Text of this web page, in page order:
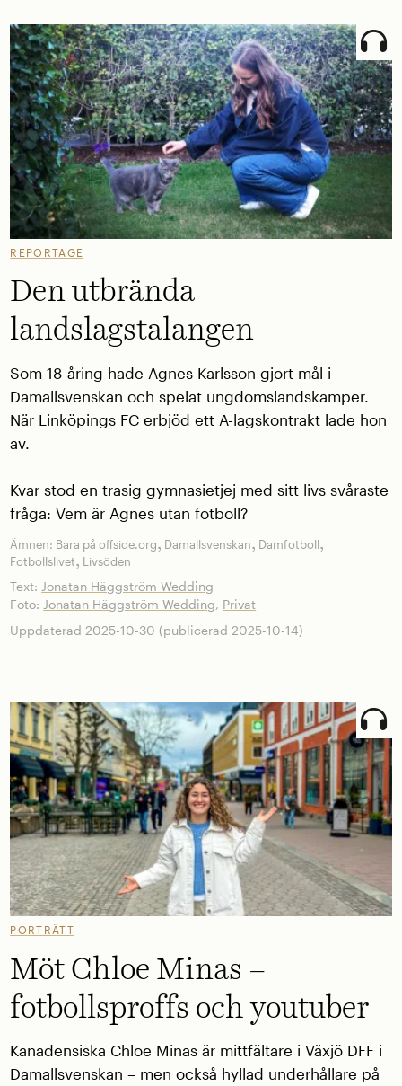
REPORTAGE
Den utbrända
landslagstalangen
Som 18-åring hade Agnes Karlsson gjort mål i
Damallsvenskan och spelat ungdomslandskamper.
När Linköpings FC erbjöd ett A-lagskontrakt lade hon
av.
Kvar stod en trasig gymnasietjej med sitt livs svåraste
fråga: Vem är Agnes utan fotboll?
Ämnen: Bara på offside.org, Damallsvenskan, Damfotboll,
Fotbollslivet, Livsöden
Text: Jonatan Häggström Wedding
Foto: Jonatan Häggström Wedding, Privat
Uppdaterad 2025-10-30 (publicerad 2025-10-14)
PORTRÄTT
Möt Chloe Minas –
fotbollsproffs och youtuber
Kanadensiska Chloe Minas är mittfältare i Växjö DFF i
Damallsvenskan – men också hyllad underhållare på